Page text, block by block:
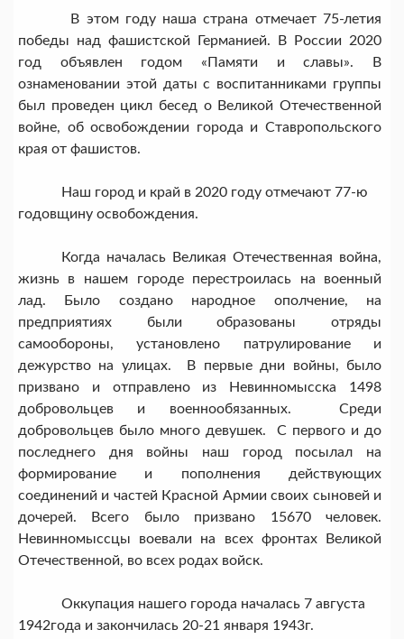
В этом году наша страна отмечает 75-летия
победы над фашистской Германией. В России 2020
год объявлен годом «Памяти и славы». В
ознаменовании этой даты с воспитанниками группы
был проведен цикл бесед о Великой Отечественной
войне, об освобождении города и Ставропольского
края от фашистов.
Наш город и край в 2020 году отмечают 77-ю
годовщину освобождения.
Когда началась Великая Отечественная война,
жизнь в нашем городе перестроилась на военный
лад. Было создано народное ополчение, на
предприятиях были образованы отряды
самообороны, установлено патрулирование и
дежурство на улицах. В первые дни войны, было
призвано и отправлено из Невинномысска 1498
добровольцев и военнообязанных. Среди
добровольцев было много девушек. С первого и до
последнего дня войны наш город посылал на
формирование и пополнения действующих
соединений и частей Красной Армии своих сыновей и
дочерей. Всего было призвано 15670 человек.
Невинномыссцы воевали на всех фронтах Великой
Отечественной, во всех родах войск.
Оккупация нашего города началась 7 августа
1942года и закончилась 20-21 января 1943г.